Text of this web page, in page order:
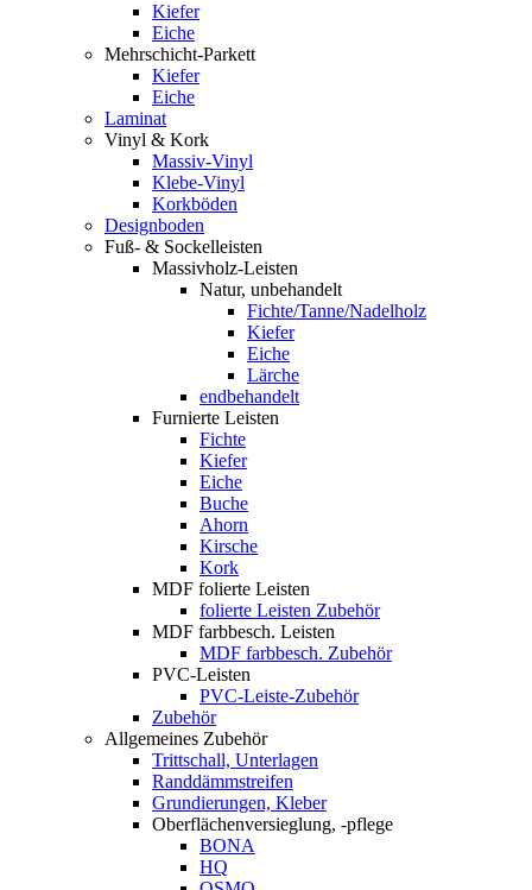
Kiefer
Eiche
Mehrschicht-Parkett
Kiefer
Eiche
Laminat
Vinyl & Kork
Massiv-Vinyl
Klebe-Vinyl
Korkböden
Designboden
Fuß- & Sockelleisten
Massivholz-Leisten
Natur, unbehandelt
Fichte/Tanne/Nadelholz
Kiefer
Eiche
Lärche
endbehandelt
Furnierte Leisten
Fichte
Kiefer
Eiche
Buche
Ahorn
Kirsche
Kork
MDF folierte Leisten
folierte Leisten Zubehör
MDF farbbesch. Leisten
MDF farbbesch. Zubehör
PVC-Leisten
PVC-Leiste-Zubehör
Zubehör
Allgemeines Zubehör
Trittschall, Unterlagen
Randdämmstreifen
Grundierungen, Kleber
Oberflächenversieglung, -pflege
BONA
HQ